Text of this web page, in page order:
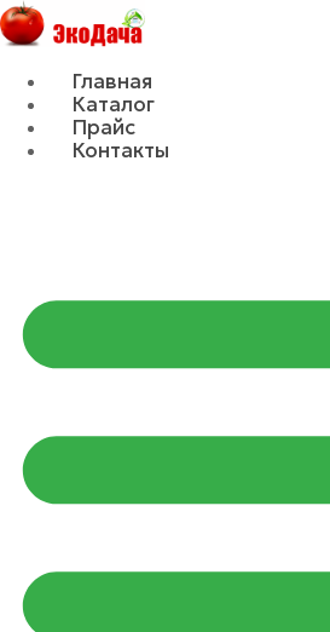
Главная
Каталог
Прайс
Контакты